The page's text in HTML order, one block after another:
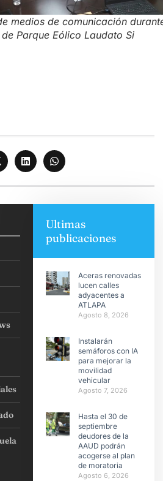
medios de comunicación
Parque Eólico Laudato Si
Ultimas
publicaciones
Aceras renovadas
lucen calles
adyacentes a
ATLAPA
Agosto 8, 2026
Instalarán
semáforos con IA
para mejorar la
movilidad
vehicular
Agosto 7, 2026
Hasta el 30 de
septiembre
deudores de la
AAUD podrán
acogerse al plan
de moratoria
Agosto 6, 2026